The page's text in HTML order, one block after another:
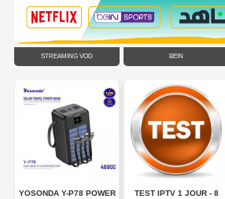
STREAMING VOD BEIN
YOSONDA Y-P78 POWER
TEST IPTV 1 JOUR - 8